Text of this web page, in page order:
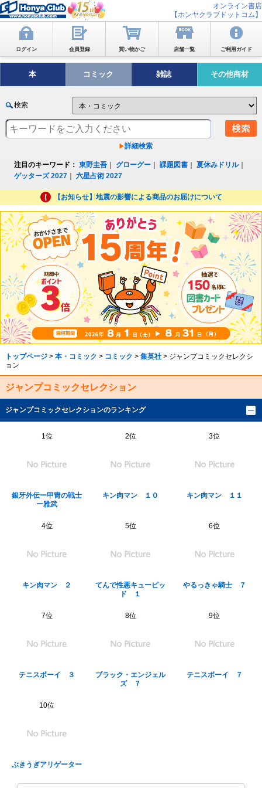
オンライン書店
【ホンヤクラブドットコム】
ログイン 会員登録 買い物かご 店舗一覧 ご利用ガイド
本 コミック 雑誌 その他商材
検索
詳細検索
注目のキーワード： 東野圭吾 グローグー ｜課題図書 ｜夏休みドリル｜
ゲッターズ 2027 ｜六星占術 2027
【お知らせ】地震の影響による商品のお届けについて
トップページ> 本・コミック > コミック > 集英社> ジャンプコミックセレクシ
ョン
ジャンプコミックセレクション
ジャンプコミックセレクションのランキング
1位
銀牙外伝ー甲冑の戦士
ー雅武
2位
キン肉マン １０
3位
キン肉マン １１
4位
キン肉マン ２
5位
てんで性悪キューピッ
ド １
6位
やるっきゃ騎士 ７
7位
テニスボーイ ３
8位
ブラック・エンジェル
ズ ７
9位
テニスボーイ ７
10位
ぶきうぎアリゲーター